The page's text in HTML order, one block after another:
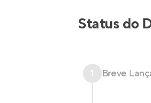
Status do
1 Breve